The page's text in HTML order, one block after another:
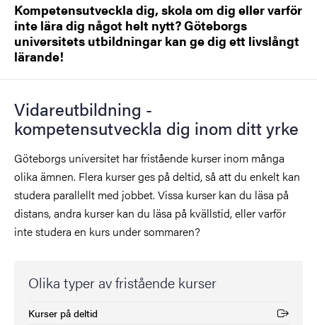
Kompetensutveckla dig, skola om dig eller varför
inte lära dig något helt nytt? Göteborgs
universitets utbildningar kan ge dig ett livslångt
lärande!
Vidareutbildning -
kompetensutveckla dig inom ditt yrke
Göteborgs universitet har fristående kurser inom många
olika ämnen. Flera kurser ges på deltid, så att du enkelt kan
studera parallellt med jobbet. Vissa kurser kan du läsa på
distans, andra kurser kan du läsa på kvällstid, eller varför
inte studera en kurs under sommaren?
Olika typer av fristående kurser
Kurser på deltid
(Extern länk)